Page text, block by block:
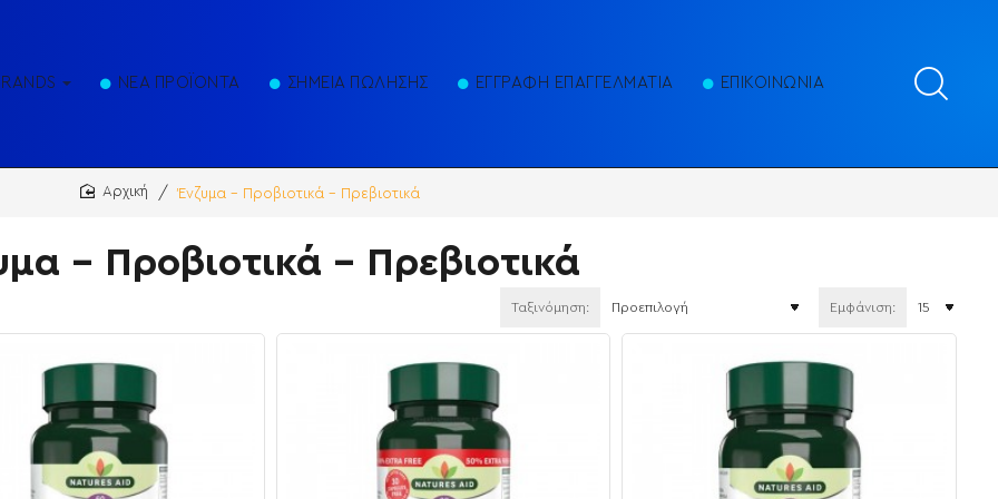
ΝΕΑ ΠΡΟΪΟΝΤΑ ΣΗΜΕΙΑ ΠΩΛΗΣΗΣ ΕΓΓΡΑΦΗ ΕΠΑΓΓΕΛΜΑΤΙΑ ΕΠΙΚΟΙΝΩΝΙΑ
Ένζυμα - Προβιοτικά - Πρεβιοτικά
- Προβιοτικά - Πρεβιοτικά
Ταξινόμηση: Εμφάνιση: